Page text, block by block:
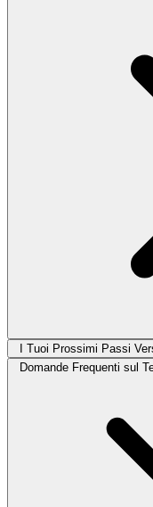
I Tuoi Prossimi Passi
Domande Frequenti sul